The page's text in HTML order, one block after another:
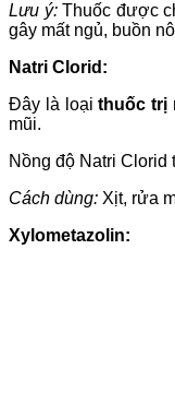
Lưu ý:Thuốc được
gây mất ngủ, buồn
Natri Clorid:
Đây là loạithuốc trị
mũi.
Nồng độ Natri Clorid
Cách dùng: Xịt, rửa
Xylometazolin: